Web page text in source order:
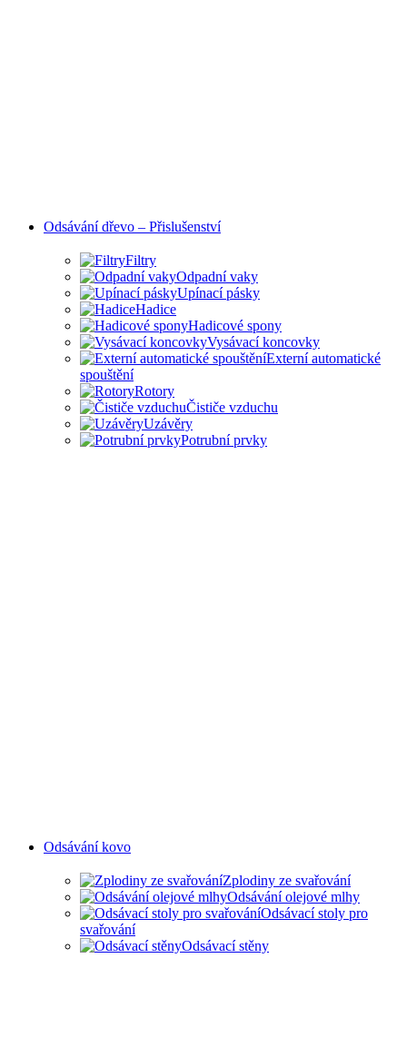
Odsávání dřevo – Přislušenství
Filtry
Odpadní vaky
Upínací pásky
Hadice
Hadicové spony
Vysávací koncovky
Externí automatické
spouštění
Rotory
Čističe vzduchu
Uzávěry
Potrubní prvky
Odsávání kovo
Zplodiny ze svařování
Odsávání olejové mlhy
Odsávací stoly pro
svařování
Odsávací stěny